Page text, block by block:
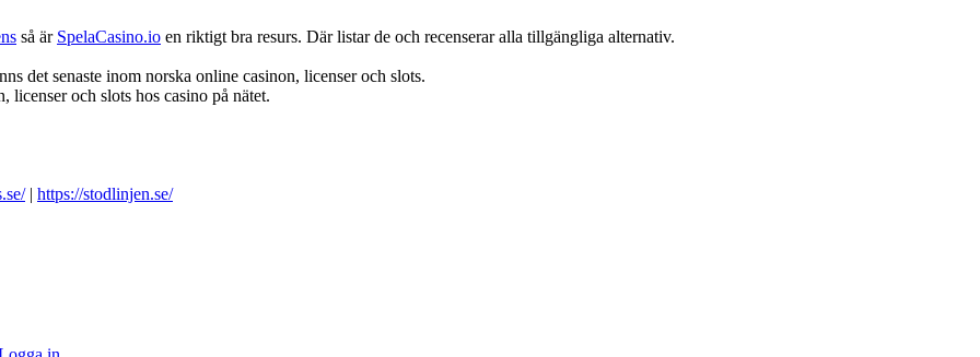
så är SpelaCasino.io en riktigt bra resurs. Där listar de och recenserar alla tillgängliga alternativ.
det senaste inom norska online casinon, licenser och slots.
licenser och slots hos casino på nätet.
| https://stodlinjen.se/